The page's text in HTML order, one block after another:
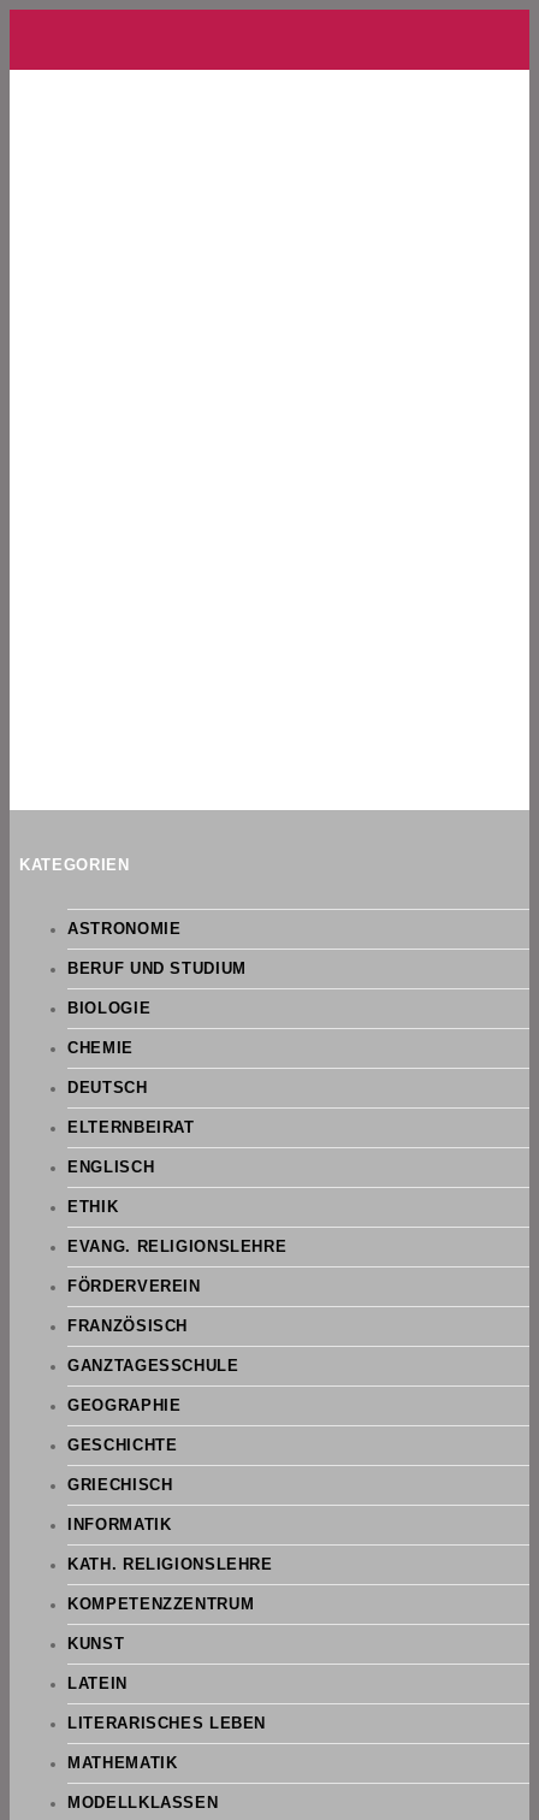
KATEGORIEN
ASTRONOMIE
BERUF UND STUDIUM
BIOLOGIE
CHEMIE
DEUTSCH
ELTERNBEIRAT
ENGLISCH
ETHIK
EVANG. RELIGIONSLEHRE
FÖRDERVEREIN
FRANZÖSISCH
GANZTAGESSCHULE
GEOGRAPHIE
GESCHICHTE
GRIECHISCH
INFORMATIK
KATH. RELIGIONSLEHRE
KOMPETENZZENTRUM
KUNST
LATEIN
LITERARISCHES LEBEN
MATHEMATIK
MODELLKLASSEN